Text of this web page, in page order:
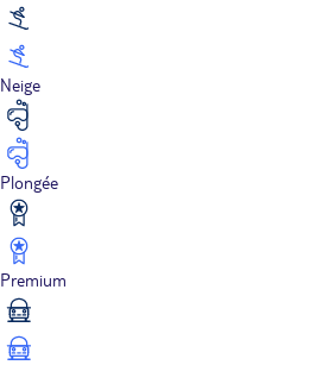
Neige
Plongée
Premium